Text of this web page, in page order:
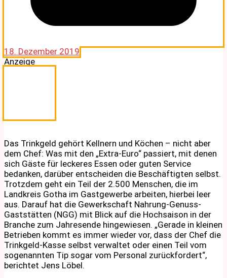
18. Dezember 2019
Anzeige
Das Trinkgeld gehört Kellnern und Köchen – nicht aber
dem Chef: Was mit den „Extra-Euro“ passiert, mit denen
sich Gäste für leckeres Essen oder guten Service
bedanken, darüber entscheiden die Beschäftigten selbst.
Trotzdem geht ein Teil der 2.500 Menschen, die im
Landkreis Gotha im Gastgewerbe arbeiten, hierbei leer
aus. Darauf hat die Gewerkschaft Nahrung-Genuss-
Gaststätten (NGG) mit Blick auf die Hochsaison in der
Branche zum Jahresende hingewiesen. „Gerade in kleinen
Betrieben kommt es immer wieder vor, dass der Chef die
Trinkgeld-Kasse selbst verwaltet oder einen Teil vom
sogenannten Tip sogar vom Personal zurückfordert“,
berichtet Jens Löbel.